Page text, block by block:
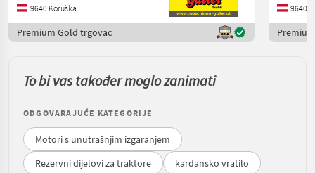
9640 Koruška
Premium Gold trgovac
9640
To bi vas također moglo zanimati
ODGOVARAJUĆE KATEGORIJE
Motori s unutrašnjim izgaranjem
Rezervni dijelovi za traktore
kardansko vratilo